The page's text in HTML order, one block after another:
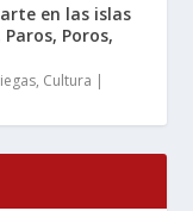
en las islas
Poros,
, Cultura |